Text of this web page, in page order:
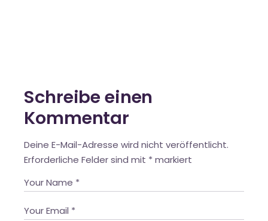
Schreibe einen
Kommentar
Deine E-Mail-Adresse wird nicht veröffentlicht.
Erforderliche Felder sind mit * markiert